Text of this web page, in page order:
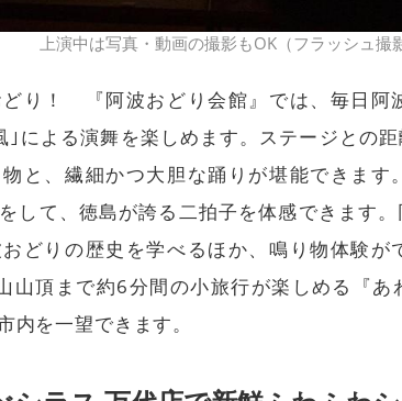
上演中は写真・動画の撮影もOK（フラッシュ撮
り！ 『阿波おどり会館』では、毎日阿
｣による演舞を楽しめます。ステージとの
と、繊細かつ大胆な踊りが堪能できます
して、徳島が誇る二拍子を体感できます
どりの歴史を学べるほか、鳴り物体験が
山頂まで約6分間の小旅行が楽しめる『あ
内を一望できます。